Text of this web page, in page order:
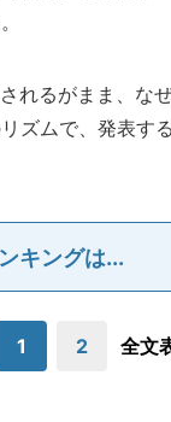
れるがまま、な
ズムで、発表す
キングは...
1 2 全文